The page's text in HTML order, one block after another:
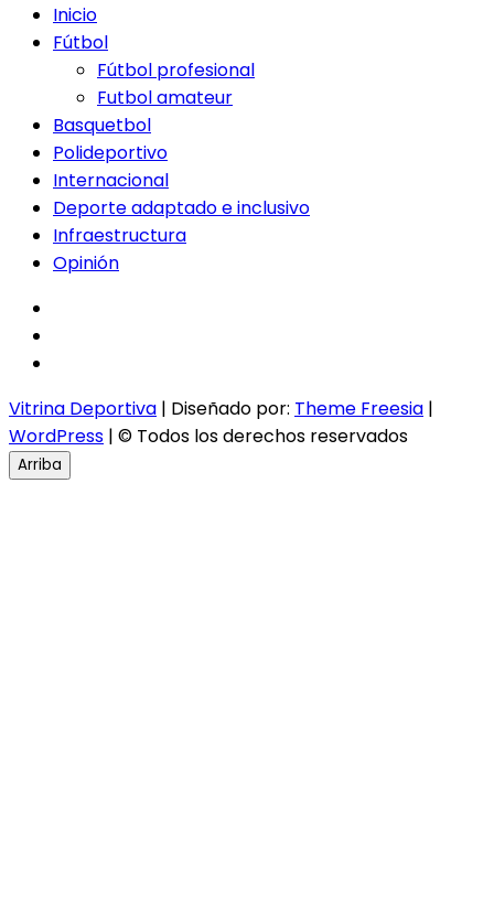
Inicio
Fútbol
Fútbol profesional
Futbol amateur
Basquetbol
Polideportivo
Internacional
Deporte adaptado e inclusivo
Infraestructura
Opinión
Vitrina Deportiva | Diseñado por: Theme Freesia |
WordPress | © Todos los derechos reservados
Arriba